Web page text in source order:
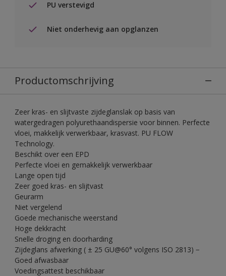
PU verstevigd
Niet onderhevig aan opglanzen
Productomschrijving
Zeer kras- en slijtvaste zijdeglanslak op basis van
watergedragen polyurethaandispersie voor binnen. Perfecte
vloei, makkelijk verwerkbaar, krasvast. PU FLOW
Technology.
Beschikt over een EPD
Perfecte vloei en gemakkelijk verwerkbaar
Lange open tijd
Zeer goed kras- en slijtvast
Geurarm
Niet vergelend
Goede mechanische weerstand
Hoge dekkracht
Snelle droging en doorharding
Zijdeglans afwerking ( ± 25 GU@60° volgens ISO 2813) −
Goed afwasbaar
Voedingsattest beschikbaar